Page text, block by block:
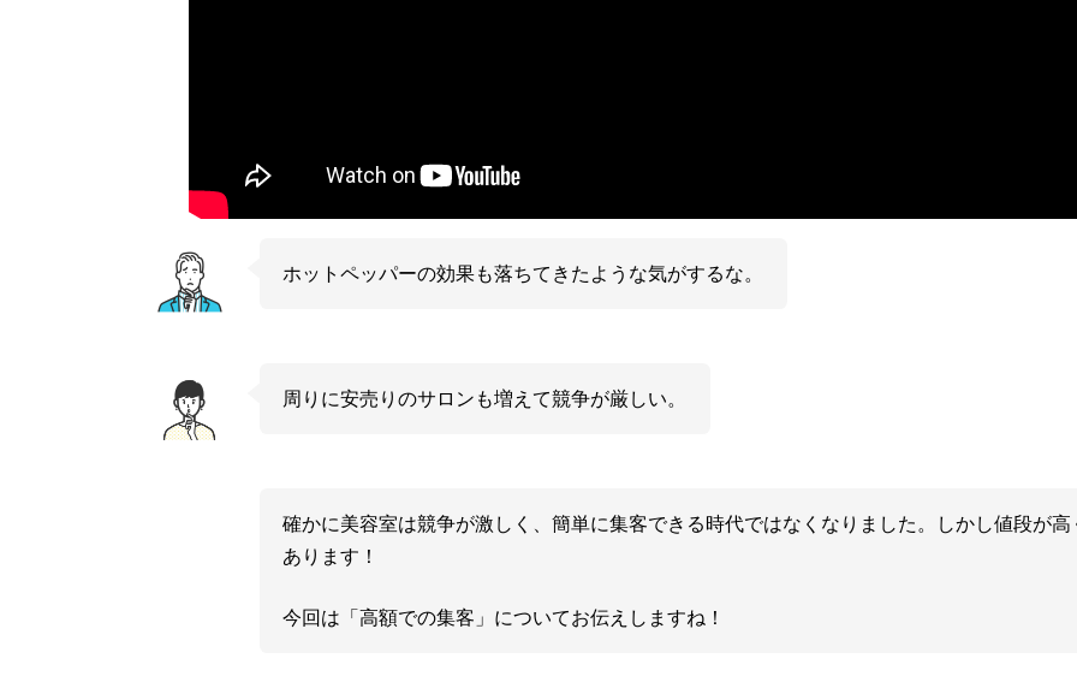
ホットペッパーの効果も落ちてきたような気がするな。
周りに安売りのサロンも増えて競争が厳しい。
確かに美容室は競争が激しく、簡単に集客できる時代ではなくなりました。しかし値段が
あります！
今回は「高額での集客」についてお伝えしますね！